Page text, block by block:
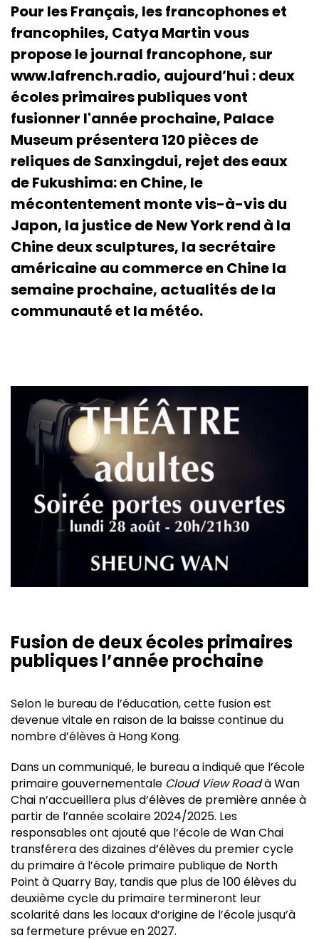
Pour les Français, les francophones et
francophiles, Catya Martin vous
propose le journal francophone, sur
www.lafrench.radio, aujourd’hui : deux
écoles primaires publiques vont
fusionner l'année prochaine, Palace
Museum présentera 120 pièces de
reliques de Sanxingdui, rejet des eaux
de Fukushima: en Chine, le
mécontentement monte vis-à-vis du
Japon, la justice de New York rend à la
Chine deux sculptures, la secrétaire
américaine au commerce en Chine la
semaine prochaine, actualités de la
communauté et la météo.
Fusion de deux écoles primaires
publiques l’année prochaine
Selon le bureau de l’éducation, cette fusion est
devenue vitale en raison de la baisse continue du
nombre d’élèves à Hong Kong.
Dans un communiqué, le bureau a indiqué que l’école
primaire gouvernementale Cloud View Roadà Wan
Chai n’accueillera plus d’élèves de première année à
partir de l’année scolaire 2024/2025. Les
responsables ont ajouté que l’école de Wan Chai
transférera des dizaines d’élèves du premier cycle
du primaire à l’école primaire publique de North
Point à Quarry Bay, tandis que plus de 100 élèves du
deuxième cycle du primaire termineront leur
scolarité dans les locaux d’origine de l’école jusqu’à
sa fermeture prévue en 2027.